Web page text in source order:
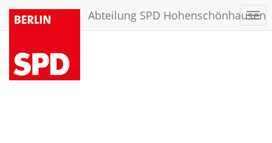
Abteilung SPD Hohenschönhausen